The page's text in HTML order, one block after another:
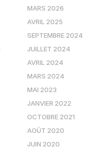
MARS 2026
AVRIL 2025
SEPTEMBRE 2024
JUILLET 2024
AVRIL 2024
MARS 2024
MAI 2023
JANVIER 2022
OCTOBRE 2021
AOÛT 2020
JUIN 2020